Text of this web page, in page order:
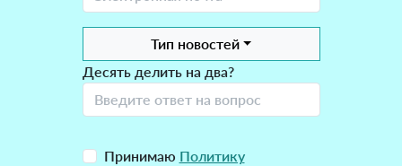
Тип новостей
Десять делить на два?
Принимаю Политику